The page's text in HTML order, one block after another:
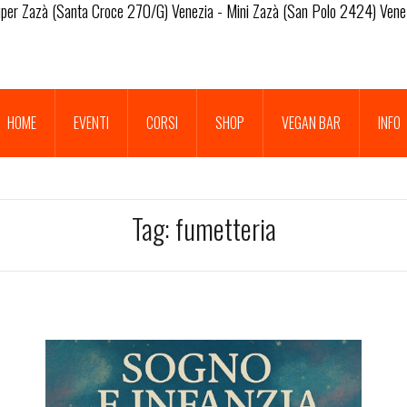
Zazà (Santa Croce 270/G) Venezia - Mini Zazà (San Polo 2424)
HOME EVENTI CORSI SHOP VEGAN BAR INFO
Tag:fumetteria